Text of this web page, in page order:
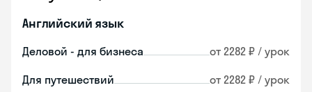
Английский язык
Деловой - для бизнеса от 2282 ₽ / урок
Для путешествий от 2282 ₽ / урок